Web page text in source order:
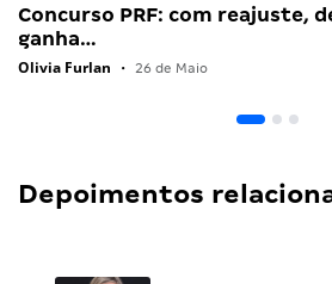
Concurso PRF: com reajuste,
ganha…
Olivia Furlan • 26 de Maio
Depoimentos